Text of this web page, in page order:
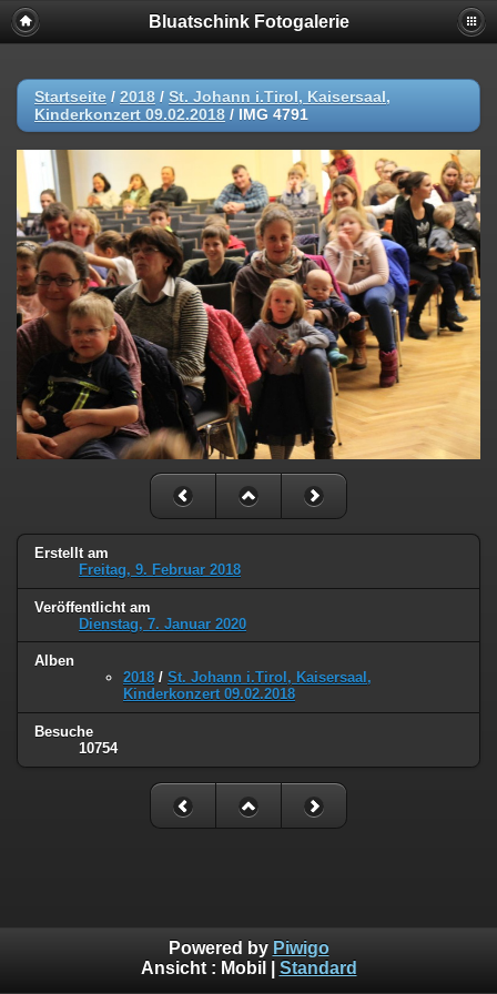
Bluatschink Fotogalerie
Startseite / 2018 / St. Johann i.Tirol, Kaisersaal,
Kinderkonzert 09.02.2018 / IMG 4791
Erstellt am
Freitag, 9. Februar 2018
Veröffentlicht am
Dienstag, 7. Januar 2020
Alben
2018 / St. Johann i.Tirol, Kaisersaal,
Kinderkonzert 09.02.2018
Besuche
10754
Powered by Piwigo
Ansicht : Mobil Standard